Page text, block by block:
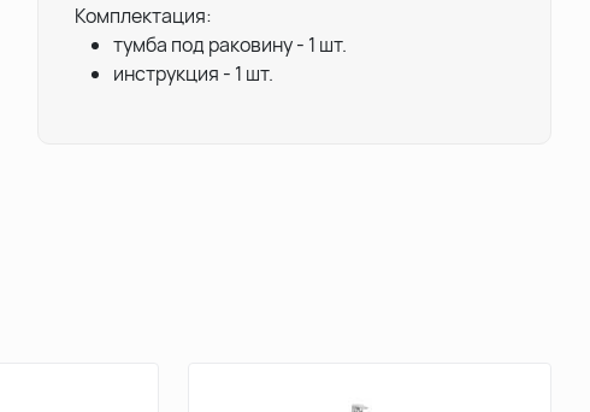
Комплектация:
тумба под раковину - 1 шт.
инструкция - 1 шт.